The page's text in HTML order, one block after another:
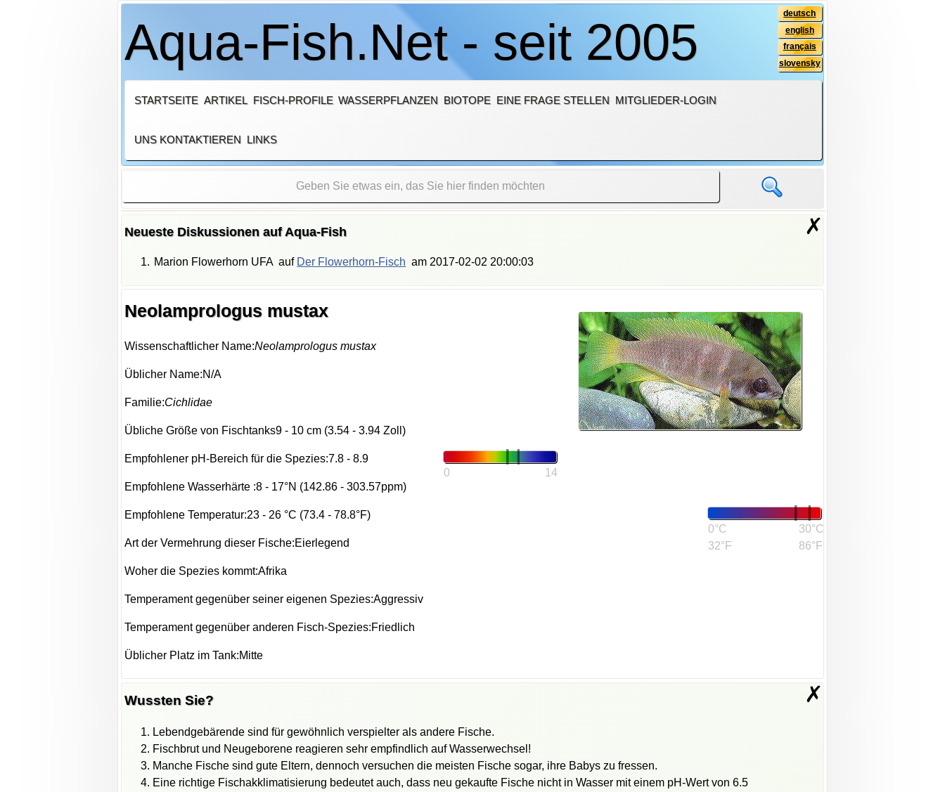
Aqua-Fish.Net - seit 2005
deutsch
english
français
slovensky
STARTSEITE ARTIKEL FISCH-PROFILE WASSERPFLANZEN BIOTOPE EINE FRAGE STELLEN MITGLIEDER-LOGIN
UNS KONTAKTIEREN LINKS
Neueste Diskussionen auf Aqua-Fish ✗
Marion Flowerhorn UFA auf Der Flowerhorn-Fisch am 2017-02-02 20:00:03
Neolamprologus mustax
Wissenschaftlicher Name:Neolamprologus mustax
Üblicher Name:N/A
Familie:Cichlidae
Übliche Größe von Fischtanks9 - 10 cm (3.54 - 3.94 Zoll)
0 14
Empfohlener pH-Bereich für die Spezies:7.8 - 8.9
Empfohlene Wasserhärte :8 - 17°N (142.86 - 303.57ppm)
0°C
32°F
30°C
86°F
Empfohlene Temperatur:23 - 26 °C (73.4 - 78.8°F)
Art der Vermehrung dieser Fische:Eierlegend
Woher die Spezies kommt:Afrika
Temperament gegenüber seiner eigenen Spezies:Aggressiv
Temperament gegenüber anderen Fisch-Spezies:Friedlich
Üblicher Platz im Tank:Mitte
✗
Wussten Sie?
Lebendgebärende sind für gewöhnlich verspielter als andere Fische.
Fischbrut und Neugeborene reagieren sehr empfindlich auf Wasserwechsel!
Manche Fische sind gute Eltern, dennoch versuchen die meisten Fische sogar, ihre Babys zu fressen.
Eine richtige Fischakklimatisierung bedeutet auch, dass neu gekaufte Fische nicht in Wasser mit einem pH-Wert von 6.5